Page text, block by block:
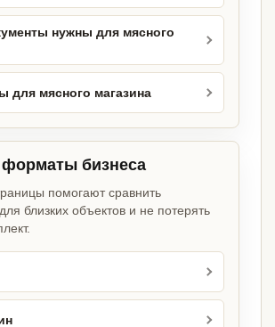
нужны для мясного
для мясного магазина
бизнеса
помогают сравнить
близких объектов и не потерять